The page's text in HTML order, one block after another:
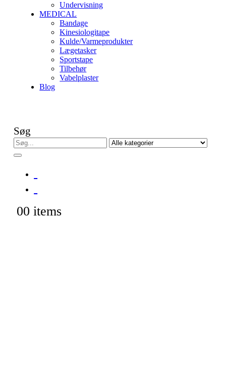
Undervisning
MEDICAL
Bandage
Kinesiologitape
Kulde/Varmeprodukter
Lægetasker
Sportstape
Tilbehør
Vabelplaster
Blog
Søg
00 items